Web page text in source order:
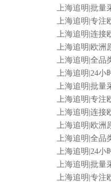
上海追明|批量
上海追明|专注
上海追明|连接
上海追明|欧洲
上海追明|全品
上海追明|24小
上海追明|批量
上海追明|专注
上海追明|连接
上海追明|欧洲
上海追明|全品
上海追明|24小
上海追明|批量
上海追明|专注